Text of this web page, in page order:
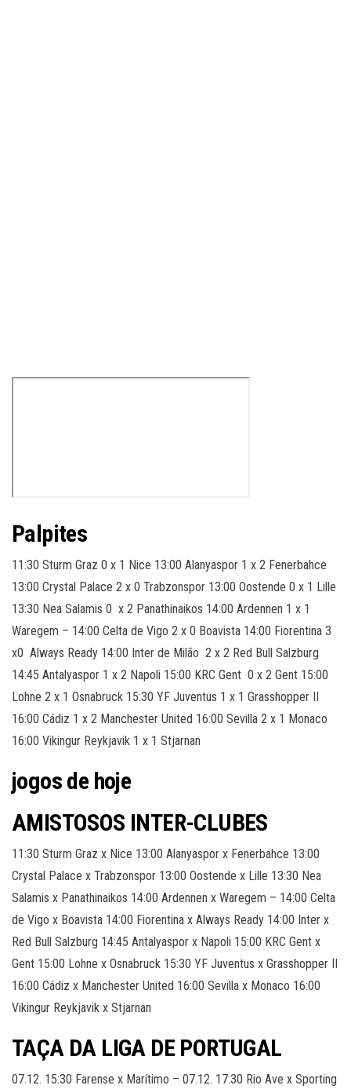
Palpites
11:30 Sturm Graz 0 x 1 Nice 13:00 Alanyaspor 1 x 2 Fenerbahce
13:00 Crystal Palace 2 x 0 Trabzonspor 13:00 Oostende 0 x 1 Lille
13:30 Nea Salamis 0 x 2 Panathinaikos 14:00 Ardennen 1 x 1
Waregem – 14:00 Celta de Vigo 2 x 0 Boavista 14:00 Fiorentina 3
x0 Always Ready 14:00 Inter de Milão 2 x 2 Red Bull Salzburg
14:45 Antalyaspor 1 x 2 Napoli 15:00 KRC Gent 0 x 2 Gent 15:00
Lohne 2 x 1 Osnabruck 15:30 YF Juventus 1 x 1 Grasshopper II
16:00 Cádiz 1 x 2 Manchester United 16:00 Sevilla 2 x 1 Monaco
16:00 Vikingur Reykjavik 1 x 1 Stjarnan
jogos de hoje
AMISTOSOS INTER-CLUBES
11:30 Sturm Graz x Nice 13:00 Alanyaspor x Fenerbahce 13:00
Crystal Palace x Trabzonspor 13:00 Oostende x Lille 13:30 Nea
Salamis x Panathinaikos 14:00 Ardennen x Waregem – 14:00 Celta
de Vigo x Boavista 14:00 Fiorentina x Always Ready 14:00 Inter x
Red Bull Salzburg 14:45 Antalyaspor x Napoli 15:00 KRC Gent x
Gent 15:00 Lohne x Osnabruck 15:30 YF Juventus x Grasshopper II
16:00 Cádiz x Manchester United 16:00 Sevilla x Monaco 16:00
Vikingur Reykjavik x Stjarnan
TAÇA DA LIGA DE PORTUGAL
07.12. 15:30 Farense x Marítimo – 07.12. 17:30 Rio Ave x Sporting